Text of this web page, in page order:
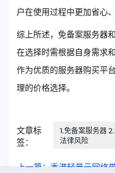
户在使用过程中更加省心、
综上所述，免备案服务器
在选择时需根据自身需求
作为优质的服务器购买平
理的价格选择。
文章标
签：
1.免备案服务器
法律风险
上一篇：香港轻量云网络